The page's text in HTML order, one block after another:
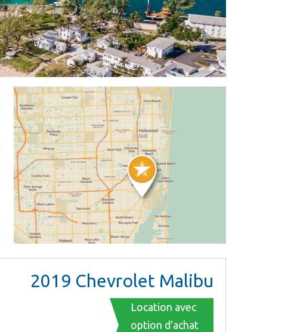
2019 Chevrolet Malibu
Location avec
option d'achat